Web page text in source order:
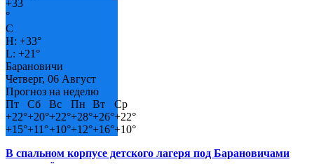
+33
°
C
H: +33°
L: +21°
Барановичи
Четверг, 06 Август
Прогноз на неделю
Пт
Сб Вс Пн Вт
Ср
+22°+20°+22°+28°+26°+22°
+15°+11°+10°+12°+16°+10°
В спальном корпусе детского лагеря под Барановичами